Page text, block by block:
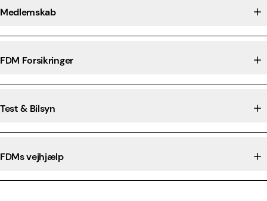
Medlemskab
FDM Forsikringer
Test & Bilsyn
FDMs vejhjælp